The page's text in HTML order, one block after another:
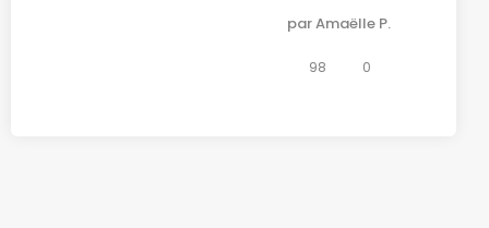
parAmaëlle P.
98 0